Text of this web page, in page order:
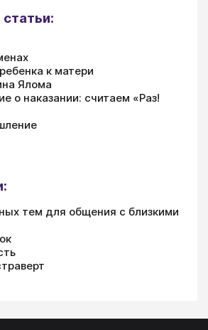
к матери
Ялома
о наказании: считаем «Раз!
тем для общения с близкими